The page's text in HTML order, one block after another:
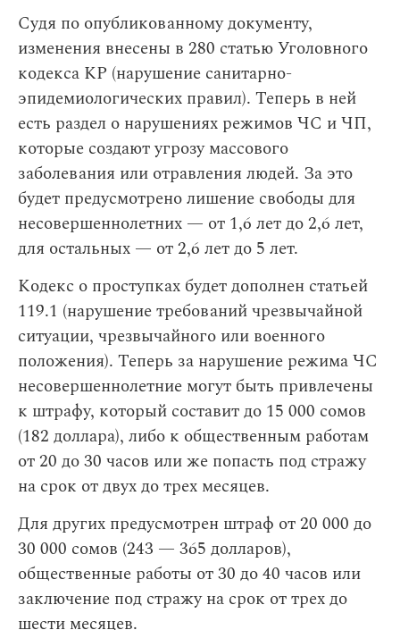
Судя по опубликованному документу,
изменения внесены в 280 статью Уголовного
кодекса КР (нарушение санитарно-
эпидемиологических правил). Теперь в ней
есть раздел о нарушениях режимов ЧС и ЧП,
которые создают угрозу массового
заболевания или отравления людей. За это
будет предусмотрено лишение свободы для
несовершеннолетних — от 1,6 лет до 2,6 лет,
для остальных — от 2,6 лет до 5 лет.
Кодекс о проступках будет дополнен статьей
119.1 (нарушение требований чрезвычайной
ситуации, чрезвычайного или военного
положения). Теперь за нарушение режима ЧС
несовершеннолетние могут быть привлечены
к штрафу, который составит до 15 000 сомов
(182 доллара), либо к общественным работам
от 20 до 30 часов или же попасть под стражу
на срок от двух до трех месяцев.
Для других предусмотрен штраф от 20 000 до
30 000 сомов (243 — 365 долларов),
общественные работы от 30 до 40 часов или
заключение под стражу на срок от трех до
шести месяцев.